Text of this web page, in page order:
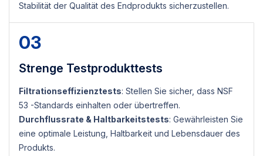
Stabilität der Qualität des Endprodukts sicherzustellen.
03
Strenge Testprodukttests
Filtrationseffizienztests: Stellen Sie sicher, dass NSF
53 -Standards einhalten oder übertreffen.
Durchflussrate & Haltbarkeitstests: Gewährleisten Sie
eine optimale Leistung, Haltbarkeit und Lebensdauer des
Produkts.